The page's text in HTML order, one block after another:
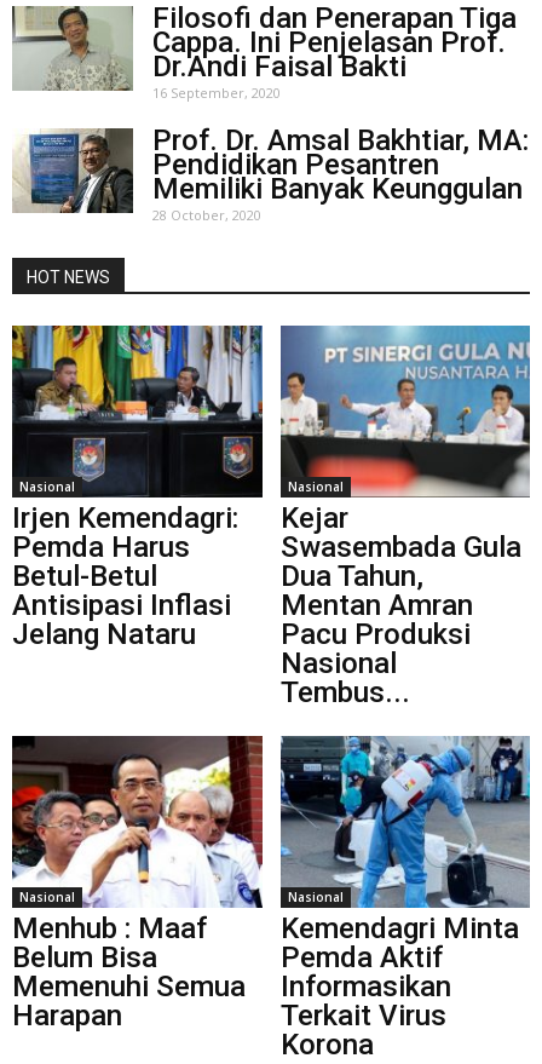
Filosofi dan Penerapan Tiga
Cappa. Ini Penjelasan Prof.
Dr.Andi Faisal Bakti
16 September, 2020
Prof. Dr. Amsal Bakhtiar, MA:
Pendidikan Pesantren
Memiliki Banyak Keunggulan
28 October, 2020
HOT NEWS
Nasional
Irjen Kemendagri:
Pemda Harus
Betul-Betul
Antisipasi Inflasi
Jelang Nataru
Nasional
Kejar
Swasembada Gula
Dua Tahun,
Mentan Amran
Pacu Produksi
Nasional
Tembus...
Nasional
Menhub : Maaf
Belum Bisa
Memenuhi Semua
Harapan
Nasional
Kemendagri Minta
Pemda Aktif
Informasikan
Terkait Virus
Korona